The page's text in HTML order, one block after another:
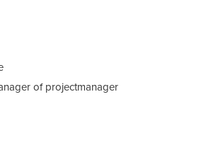
of projectmanager